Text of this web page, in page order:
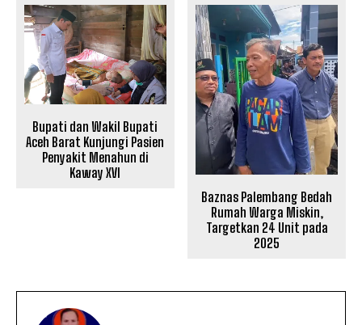
Bupati dan Wakil Bupati
Aceh Barat Kunjungi Pasien
Penyakit Menahun di
Kaway XVI
Baznas Palembang Bedah
Rumah Warga Miskin,
Targetkan 24 Unit pada
2025